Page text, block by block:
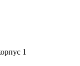
1